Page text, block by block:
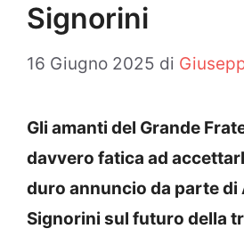
Signorini
16 Giugno 2025 di
Gli amanti del Grande
davvero fatica ad
duro annuncio da parte di
Signorini sul futuro della